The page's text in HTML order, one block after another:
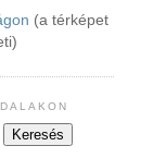
(a térképet